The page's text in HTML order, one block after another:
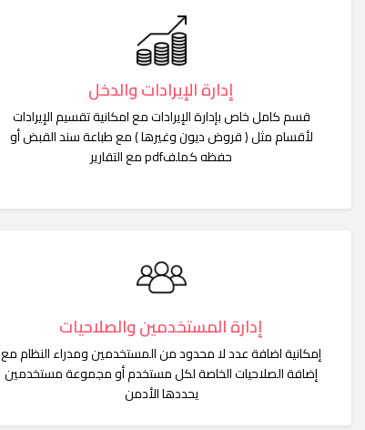
إدارة الإيرادات والدخل
قسم كامل خاص بإدارة الإيرادات مع امكانية تقسيم الإيرادات
لأقسام مثل ( قروض ديون وغيرها ) مع طباعة سند القبض أو
حفظه كملفpdf مع التقارير
إدارة المستخدمين والصلاحيات
إمكانية اضافة عدد لا محدود من المستخدمين ومدراء النظام مع
إضافة الصلاحيات الخاصة لكل مستخدم أو مجموعة مستخدمين
يحددها الأدمن